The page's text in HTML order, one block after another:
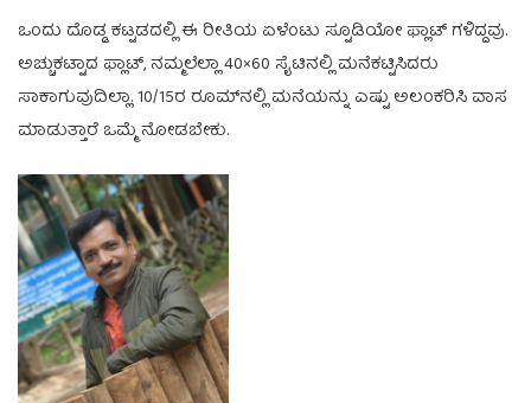
ಒಂದು ದೊಡ್ಡ ಕಟ್ಟಡದಲ್ಲಿ ಈ ರೀತಿಯ ಏಳೆಂಟು ಸ್ಟೂಡಿಯೋ ಫ್ಲಾಟ್ ಗಳಿದ್ದವು.
ಅಚ್ಚುಕಟ್ಟಾದ ಫ್ಲಾಟ್, ನಮ್ಮಲೆಲ್ಲಾ 40×60 ಸೈಟಿನಲ್ಲಿ ಮನೆಕಟ್ಟಿಸಿದರು
ಸಾಕಾಗುವುದಿಲ್ಲಾ. 10/15ರ ರೂಮ್‌ನಲ್ಲಿ ಮನೆಯನ್ನು ಎಷ್ಟು ಅಲಂಕರಿಸಿ ವಾಸ
ಮಾಡುತ್ತಾರೆ ಒಮ್ಮೆ ನೋಡಬೇಕು.